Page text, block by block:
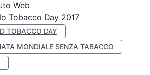
Web
Tobacco Day 2017
TOBACCO DAY
MONDIALE SENZA TABACCO